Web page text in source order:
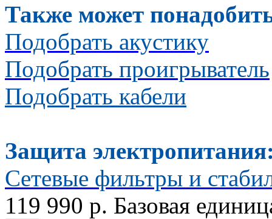
Также может
Подобрать акустику
Подобрать проигрыватель
Подобрать кабели
Защита
Сетевые фильтры и
119 990 р. Базовая